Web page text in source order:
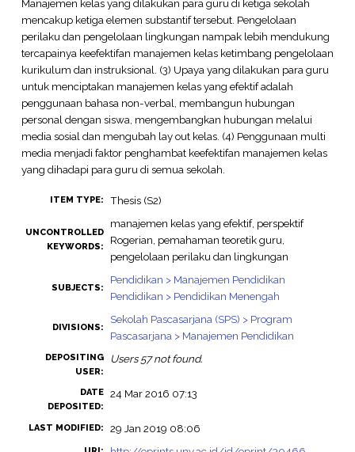
Manajemen kelas yang dilakukan para guru di ketiga sekolah
mencakup ketiga elemen substantif tersebut. Pengelolaan
perilaku dan pengelolaan lingkungan nampak lebih mendukung
tercapainya keefektifan manajemen kelas ketimbang pengelolaan
kurikulum dan instruksional. (3) Upaya yang dilakukan para guru
untuk menciptakan manajemen kelas yang efektif adalah
penggunaan bahasa non-verbal, membangun hubungan
personal dengan siswa, mengembangkan hubungan melalui
media sosial dan mengubah lay out kelas. (4) Penggunaan multi
media menjadi faktor penghambat keefektifan manajemen kelas
yang dihadapi para guru di semua sekolah.
ITEM TYPE: Thesis (S2)
UNCONTROLLED
KEYWORDS:
manajemen kelas yang efektif, perspektif
Rogerian, pemahaman teoretik guru,
pengelolaan perilaku dan lingkungan
SUBJECTS:
Pendidikan > Manajemen Pendidikan
Pendidikan > Pendidikan Menengah
DIVISIONS:
Sekolah Pascasarjana (SPS) > Program
Pascasarjana > Manajemen Pendidikan
DEPOSITING
USER:
Users 57 not found.
DATE
DEPOSITED:
24 Mar 2016 07:13
LAST MODIFIED: 29 Jan 2019 08:06